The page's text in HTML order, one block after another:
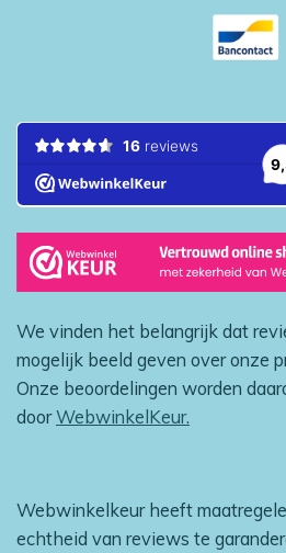
We vinden het belangrijk dat
mogelijk beeld geven over onze
Onze beoordelingen worden
doorWebwinkelKeur.
Webwinkelkeur heeft
echtheid van reviews te